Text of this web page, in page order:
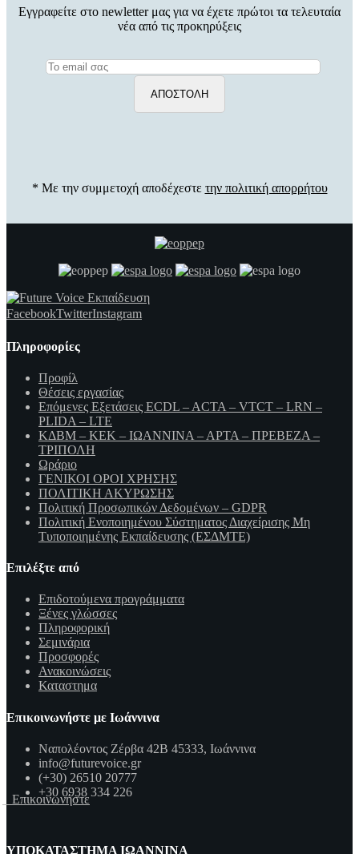
Εγγραφείτε στο newletter μας για να έχετε πρώτοι τα τελευταία
νέα από τις προκηρύξεις
* Με την συμμετοχή αποδέχεστε την πολιτική απορρήτου
FacebookTwitterInstagram
Πληροφορίες
Προφίλ
Θέσεις εργασίας
Επόμενες Εξετάσεις ECDL – ACTA – VTCT – LRN –
PLIDA – LTE
ΚΔΒΜ – ΚΕΚ – ΙΩΑΝΝΙΝΑ – ΑΡΤΑ – ΠΡΕΒΕΖΑ –
ΤΡΙΠΟΛΗ
Ωράριο
ΓΕΝΙΚΟΙ ΟΡΟΙ ΧΡΗΣΗΣ
ΠΟΛΙΤΙΚΗ ΑΚΥΡΩΣΗΣ
Πολιτική Προσωπικών Δεδομένων – GDPR
Πολιτική Ενοποιημένου Σύστηματος Διαχείρισης Μη
Τυποποιημένης Εκπαίδευσης (ΕΣΔΜΤΕ)
Επιλέξτε από
Επιδοτούμενα προγράμματα
Ξένες γλώσσες
Πληροφορική
Σεμινάρια
Προσφορές
Ανακοινώσεις
Καταστημα
Επικοινωνήστε με Ιωάννινα
Ναπολέοντος Ζέρβα 42Β 45333, Ιωάννινα
info@futurevoice.gr
(+30) 26510 20777
+30 6938 334 226
Επικοινωνήστε
ΥΠΟΚΑΤΑΣΤΗΜΑ ΙΩΑΝΝΙΝΑ